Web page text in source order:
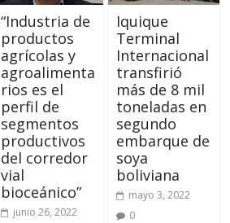
“Industria de
productos
agrícolas y
agroalimenta
rios es el
perfil de
segmentos
productivos
del corredor
vial
bioceánico”
junio 26, 2022
Iquique
Terminal
Internacional
transfirió
más de 8 mil
toneladas en
segundo
embarque de
soya
boliviana
mayo 3, 2022
0